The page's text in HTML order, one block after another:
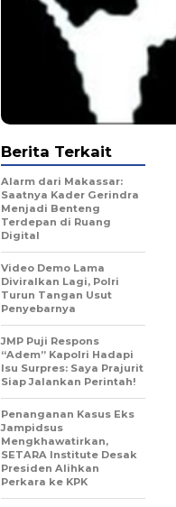
Berita Terkait
Alarm dari Makassar:
Saatnya Kader Gerindra
Menjadi Benteng
Terdepan di Ruang
Digital
Video Demo Lama
Diviralkan Lagi, Polri
Turun Tangan Usut
Penyebarnya
JMP Puji Respons
“Adem” Kapolri Hadapi
Isu Surpres: Saya Prajurit
Siap Jalankan Perintah!
Penanganan Kasus Eks
Jampidsus
Mengkhawatirkan,
SETARA Institute Desak
Presiden Alihkan
Perkara ke KPK